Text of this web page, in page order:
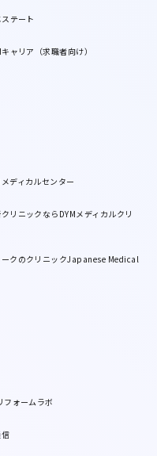
テート
ャリア（求職者向け）
ディカルセンター
リニックならDYMメディカルクリ
クのクリニックJapanese Medical
フォームラボ